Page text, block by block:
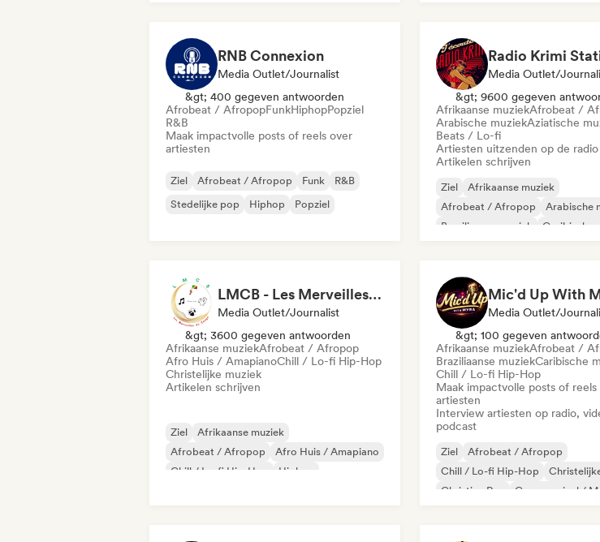
RNB Connexion
Media Outlet/Journalist
&gt; 400 gegeven antwoorden
Afrobeat / AfropopFunkHiphopPopziel
R&B
Maak impactvolle posts of reels over
artiesten
Ziel Afrobeat / Afropop Funk
R&B
Stedelijke pop
Hiphop Popziel
&gt; 9600 gegeven
Afrikaanse muziekAfrobeat /
Arabische muziekAziatische
Beats / Lo-fi
Artiesten uitzenden op de radio
Artikelen schrijven
Ziel
Afrikaanse muziek
Afrobeat / Afropop
Arabische
Braziliaanse muziek
Caribische
LMCB - Les Merveilles du Congo 🇨🇬
Media Outlet/Journalist
&gt; 3600 gegeven antwoorden
Afrikaanse muziekAfrobeat / Afropop
Afro Huis / AmapianoChill / Lo-fi Hip-Hop
Christelijke muziek
Artikelen schrijven
Ziel
Afrikaanse muziek
Afrobeat / Afropop
Afro Huis / Amapiano
Chill / Lo-fi Hip-Hop
Hiphop
Mic'd Up With
Media Outlet/
&gt; 100 gegeven
Afrikaanse muziekAfrobeat /
Braziliaanse muziekCaribische
Chill / Lo-fi Hip-Hop
Maak impactvolle posts of reels
artiesten
Interview artiesten op radio,
podcast
Ziel
Afrobeat / Afropop
Chill / Lo-fi Hip-Hop
Christian Rap
Commercieel /